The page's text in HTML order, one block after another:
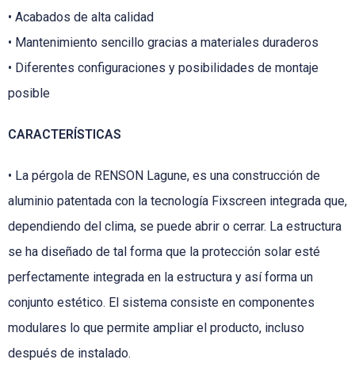
• Acabados de alta calidad
• Mantenimiento sencillo gracias a materiales duraderos
• Diferentes configuraciones y posibilidades de montaje
posible
CARACTERÍSTICAS
• La pérgola de RENSON Lagune, es una construcción de
aluminio patentada con la tecnología Fixscreen integrada que,
dependiendo del clima, se puede abrir o cerrar. La estructura
se ha diseñado de tal forma que la protección solar esté
perfectamente integrada en la estructura y así forma un
conjunto estético. El sistema consiste en componentes
modulares lo que permite ampliar el producto, incluso
después de instalado.